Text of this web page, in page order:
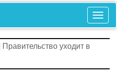
| Правительство уходит в